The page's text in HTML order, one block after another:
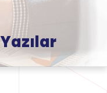
Yazılar